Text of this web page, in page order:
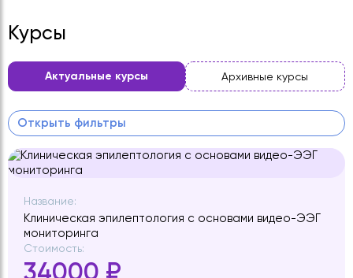
Курсы
Актуальные курсы Архивные курсы
Открыть фильтры
Название:
Клиническая эпилептология с основами видео-ЭЭГ
мониторинга
Стоимость:
34000 ₽